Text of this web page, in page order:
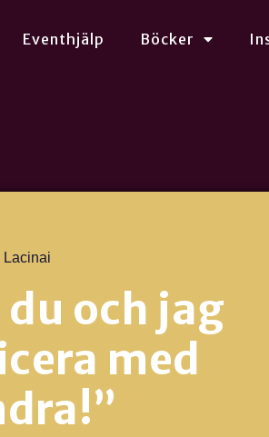
Eventhjälp Böcker
Lacinai
och jag
med